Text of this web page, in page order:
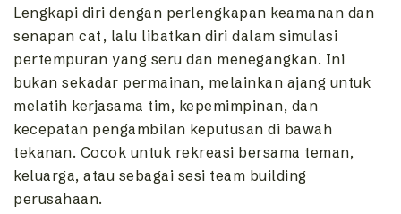
Lengkapi diri dengan perlengkapan keamanan dan
senapan cat, lalu libatkan diri dalam simulasi
pertempuran yang seru dan menegangkan. Ini
bukan sekadar permainan, melainkan ajang untuk
melatih kerjasama tim, kepemimpinan, dan
kecepatan pengambilan keputusan di bawah
tekanan. Cocok untuk rekreasi bersama teman,
keluarga, atau sebagai sesi team building
perusahaan.